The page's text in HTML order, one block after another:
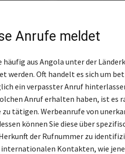
Anrufe meldet
aus Angola unter der
Oft handelt es sich um
ein verpasster Anruf
Anruf erhalten haben, ist es
zu tätigen. Werbeanrufe von
können Sie diese über
der Rufnummer zu
internationalen Kontakten, wie